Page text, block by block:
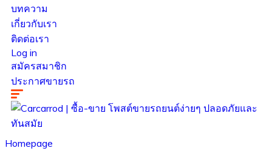
บทความ
เกี่ยวกับเรา
ติดต่อเรา
Log in
สมัครสมาชิก
ประกาศขายรถ
Homepage